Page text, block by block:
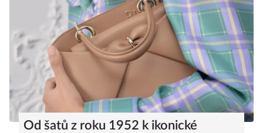
Od šatů z roku 1952 k ikonické